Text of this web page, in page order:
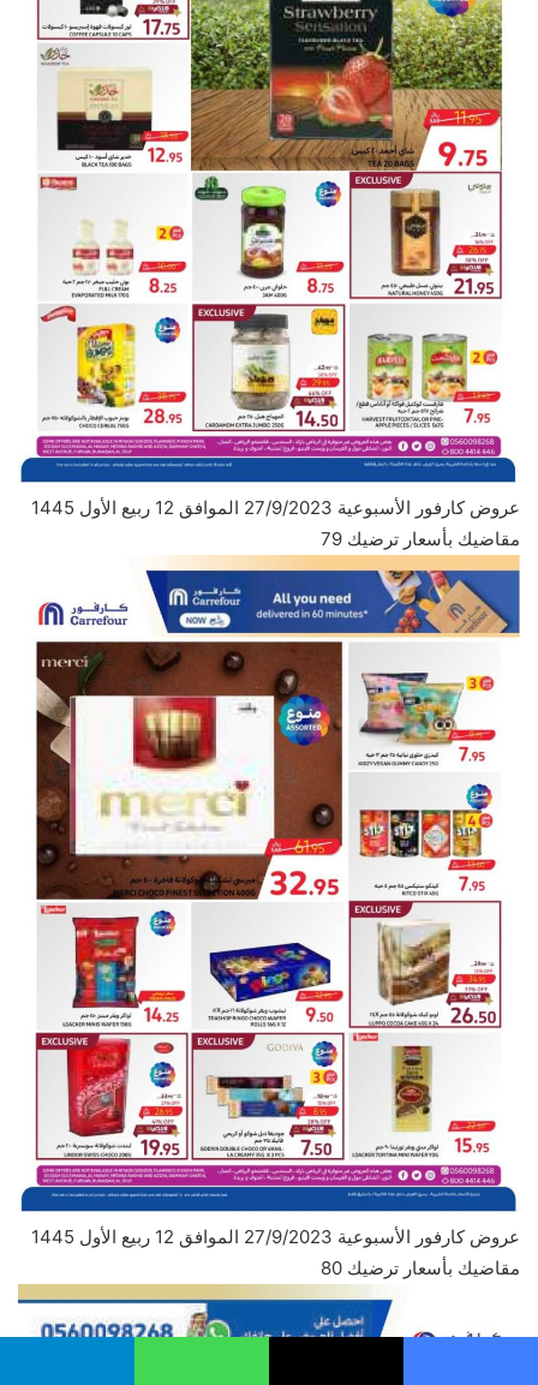
عروض كارفور الأسبوعية 27/9/2023 الموافق 12 ربيع الأول 1445
مقاضيك بأسعار ترضيك 79
عروض كارفور الأسبوعية 27/9/2023 الموافق 12 ربيع الأول 1445
مقاضيك بأسعار ترضيك 80